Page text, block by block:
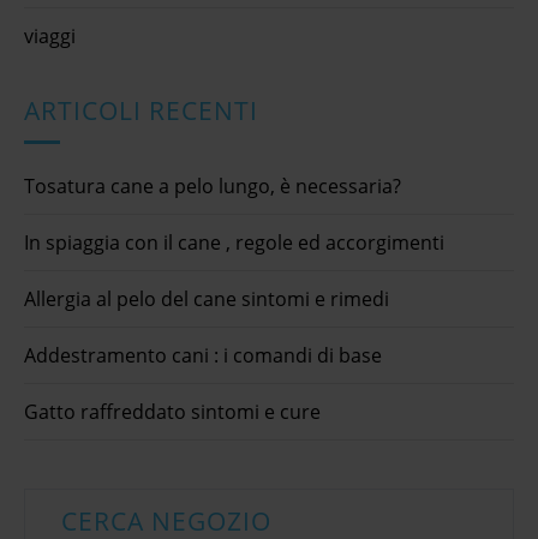
viaggi
ARTICOLI RECENTI
Tosatura cane a pelo lungo, è necessaria?
In spiaggia con il cane , regole ed accorgimenti
Allergia al pelo del cane sintomi e rimedi
Addestramento cani : i comandi di base
Gatto raffreddato sintomi e cure
CERCA NEGOZIO